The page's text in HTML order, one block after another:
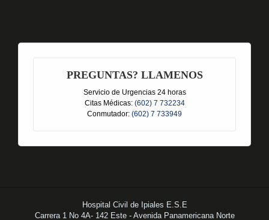
PREGUNTAS? LLAMENOS
Servicio de Urgencias 24 horas
Citas Médicas: (602) 7 732234
Conmutador: (602) 7 733949
Hospital Civil de Ipiales E.S.E
Carrera 1 No 4A- 142 Este - Avenida Panamericana Norte